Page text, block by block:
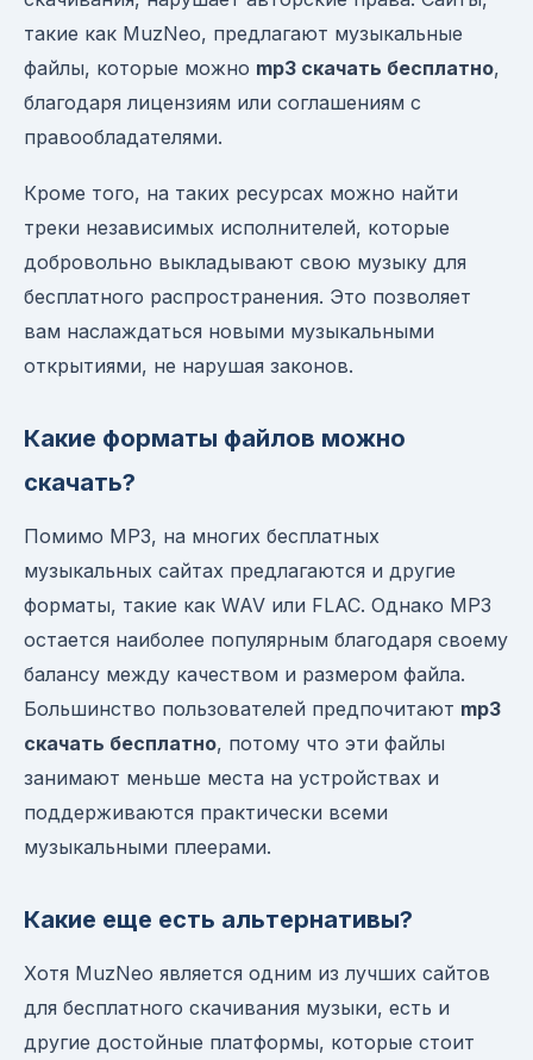
такие как MuzNeo, предлагают музыкальные
файлы, которые можно mp3 скачать бесплатно,
благодаря лицензиям или соглашениям с
правообладателями.
Кроме того, на таких ресурсах можно найти
треки независимых исполнителей, которые
добровольно выкладывают свою музыку для
бесплатного распространения. Это позволяет
вам наслаждаться новыми музыкальными
открытиями, не нарушая законов.
Какие форматы файлов можно
скачать?
Помимо MP3, на многих бесплатных
музыкальных сайтах предлагаются и другие
форматы, такие как WAV или FLAC. Однако MP3
остается наиболее популярным благодаря своему
балансу между качеством и размером файла.
Большинство пользователей предпочитают mp3
скачать бесплатно, потому что эти файлы
занимают меньше места на устройствах и
поддерживаются практически всеми
музыкальными плеерами.
Какие еще есть альтернативы?
Хотя MuzNeo является одним из лучших сайтов
для бесплатного скачивания музыки, есть и
другие достойные платформы, которые стоит